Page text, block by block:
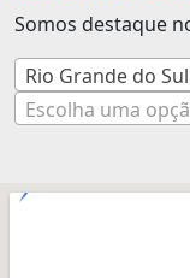
Somos destaque
Rio Grande do Sul
Escolha uma